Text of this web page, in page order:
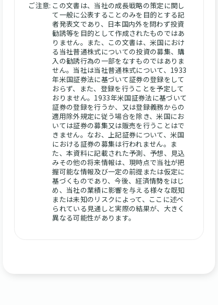
ご注意: この文書は、当社の成長戦略の策定に関し
て一般に公表することのみを目的とする記
者発表文であり、日本国内外を問わず投資
勧誘等を目的として作成されたものではあ
りません。また、この文書は、米国におけ
る当社普通株式についての投資の募集、購
入の勧誘行為の一部をなすものではありま
せん。当社は当社普通株式について、1933
年米国証券法に基づいて証券の登録をして
おらず、また、登録を行うことを予定して
おりません。1933年米国証券法に基づいて
証券の登録を行うか、又は登録義務からの
適用除外規定に従う場合を除き、米国にお
いては証券の募集又は販売を行うことはで
きません。なお、上記証券について、米国
における証券の募集は行われません。ま
た、本資料に記載された予測、予想、見込
みその他の将来情報は、現時点で当社が把
握可能な情報及び一定の前提または仮定に
基づくものであり、今後、経済情勢をはじ
め、当社の業績に影響を与える様々な既知
または未知のリスクによって、ここに述べ
られている見通しと実際の結果が、大きく
異なる可能性があります。